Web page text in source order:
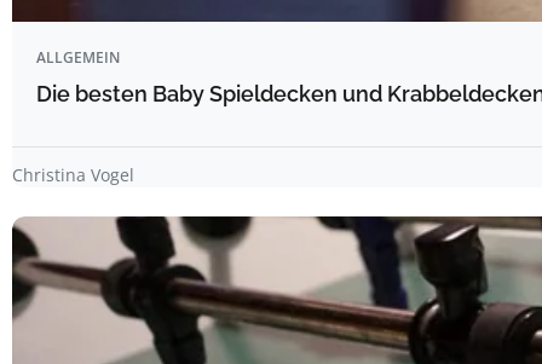
ALLGEMEIN
Die besten Baby Spieldecken und
Christina Vogel